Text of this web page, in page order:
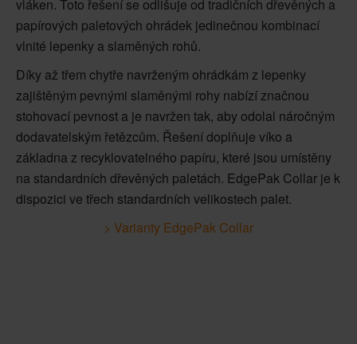
vláken. Toto řešení se odlišuje od tradičních dřevěných a
papírových paletových ohrádek jedinečnou kombinací
vlnité lepenky a slaměných rohů.
Díky až třem chytře navrženým ohrádkám z lepenky
zajištěným pevnými slaměnými rohy nabízí značnou
stohovací pevnost a je navržen tak, aby odolal náročným
dodavatelským řetězcům. Řešení doplňuje víko a
základna z recyklovatelného papíru, které jsou umístěny
na standardních dřevěných paletách. EdgePak Collar je k
dispozici ve třech standardních velikostech palet.
> Varianty EdgePak Collar